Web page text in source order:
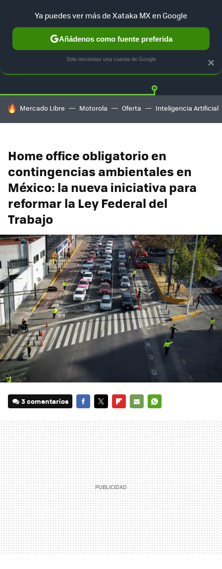
TESLA UBER AUTO ELECTRICO Twitter
HOY SE HABLA DE
Mercado Libre Motorola Oferta Inteligencia Artificial
Home office obligatorio en
contingencias ambientales en
México: la nueva iniciativa para
reformar la Ley Federal del
Trabajo
3 comentarios
MAIL
×
Ya puedes ver más de Xataka MX en Google
Añádenos como fuente preferida
Solo necesitas una cuenta de Google